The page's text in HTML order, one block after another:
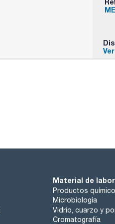
Material de
Productos
Microbiología
Vidrio, cuarzo y
Cromatografía